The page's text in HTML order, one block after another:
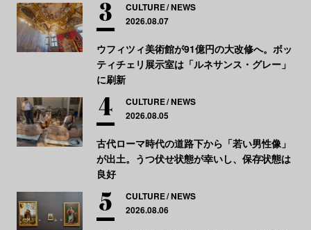
CULTURE NEWS
2026.08.07
ウフィツィ美術館が91億円の大改修へ。ボッ
ティチェリ展示室は「ルネサンス・グレー」
に刷新
CULTURE NEWS
2026.08.05
古代ローマ時代の道路下から「若い男性像」
が出土。うつ伏せ状態が幸いし、保存状態は
良好
CULTURE NEWS
2026.08.06